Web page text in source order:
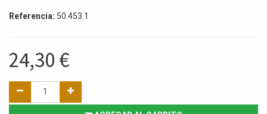
Referencia: 50.453.1
24,30 €